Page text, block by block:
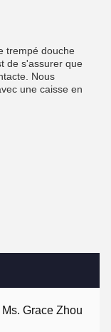
Ms. Grace Zhou
trempé douche
de s'assurer que
Nous
une caisse en